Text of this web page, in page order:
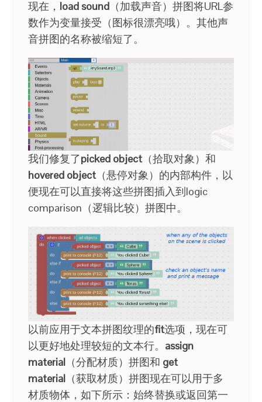
现在， load sound （加载声音）拼图将URL参
数作为变量接受（图标很漂亮哦）。其他声
音拼图的名称被缩短了。
我们修复了picked object（拾取对象）和
hovered object（悬停对象）的内部构件，以
便现在可以直接将这些拼图插入到logic
comparison（逻辑比较）拼图中。
以前应用于文本拼图纹理的fit选项，现在可
以更好地处理较短的文本行。 assign
material （分配材质）拼图和 get
material （获取材质）拼图现在可以用于多
材质物体，如下所示：始终替换或返回第一